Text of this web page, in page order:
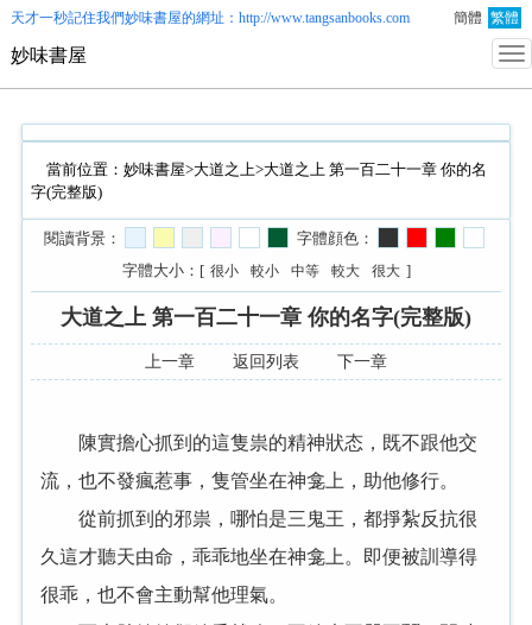
天才一秒記住我們妙味書屋的網址：http://www.tangsanbooks.com 簡體 繁體
妙味書屋
當前位置： 妙味書屋>大道之上>大道之上 第一百二十一章 你的名
字(完整版)
閱讀背景：
字體顔色：
字體大小：[ 很小 較小 中等 較大 很大 ]
大道之上 第一百二十一章 你的名字(完整版)
上一章 返回列表 下一章
陳實擔心抓到的這隻祟的精神狀态，既不跟他交
流，也不發瘋惹事，隻管坐在神龛上，助他修行。
從前抓到的邪祟，哪怕是三鬼王，都掙紮反抗很
久這才聽天由命，乖乖地坐在神龛上。即便被訓導得
很乖，也不會主動幫他理氣。